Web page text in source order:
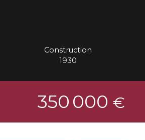
Construction
1930
350 000 €